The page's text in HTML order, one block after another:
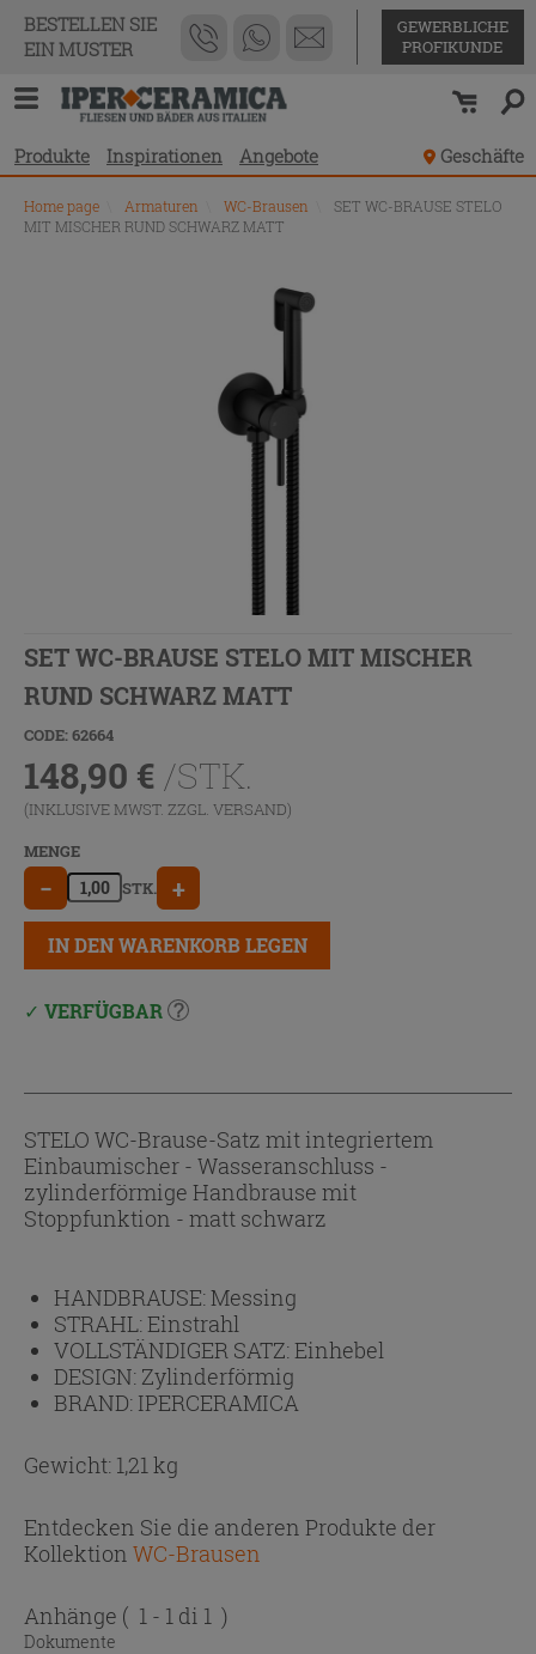
BESTELLEN SIE
EIN MUSTER
GEWERBLICHE
PROFIKUNDE
Produkte Inspirationen Angebote Geschäfte
Home page Armaturen WC-Brausen
SET WC-BRAUSE STELO
MIT MISCHER RUND SCHWARZ MATT
SET WC-BRAUSE STELO MIT MISCHER
RUND SCHWARZ MATT
CODE: 62664
148,90 € /STK.
(INKLUSIVE MWST. ZZGL. VERSAND)
MENGE
− STK. +
IN DEN WARENKORB LEGEN
VERFÜGBAR
STELO WC-Brause-Satz mit integriertem
Einbaumischer - Wasseranschluss -
zylinderförmige Handbrause mit
Stoppfunktion - matt schwarz
HANDBRAUSE:Messing
STRAHL:Einstrahl
VOLLSTÄNDIGER SATZ:Einhebel
DESIGN: Zylinderförmig
BRAND: IPERCERAMICA
Gewicht: 1,21 kg
Entdecken Sie die anderen Produkte der
Kollektion WC-Brausen
Anhänge ( 1 - 1 di 1 )
Dokumente